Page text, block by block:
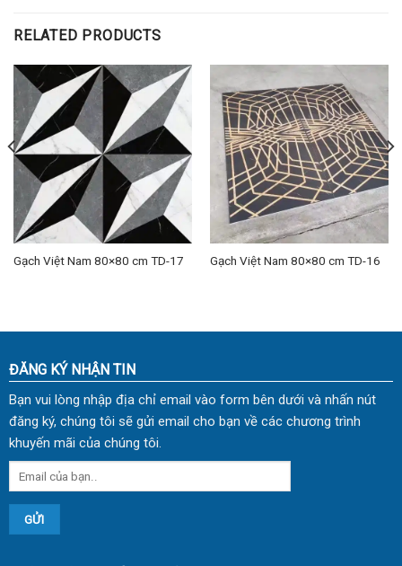
RELATED PRODUCTS
Gạch Việt Nam 80×80 cm TD-17 Gạch Việt Nam 80×80 cm TD-16
ĐĂNG KÝ NHẬN TIN
Bạn vui lòng nhập địa chỉ email vào form bên dưới và nhấn nút
đăng ký, chúng tôi sẽ gửi email cho bạn về các chương trình
khuyến mãi của chúng tôi.